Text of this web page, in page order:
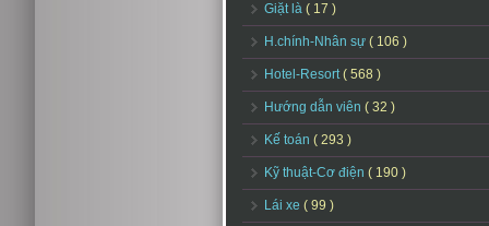
Giặt là ( 17 )
H.chính-Nhân sự ( 106 )
Hotel-Resort( 568 )
Hướng dẫn viên ( 32 )
Kế toán ( 293 )
Kỹ thuật-Cơ điện ( 190 )
Lái xe ( 99 )